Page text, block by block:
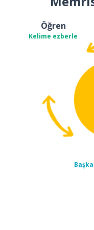
Öğren
Kelime ezberle